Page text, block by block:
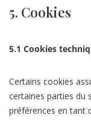
5. Cookies
5.1 Cookies
Certains cookies
certaines parties du
préférences en tant